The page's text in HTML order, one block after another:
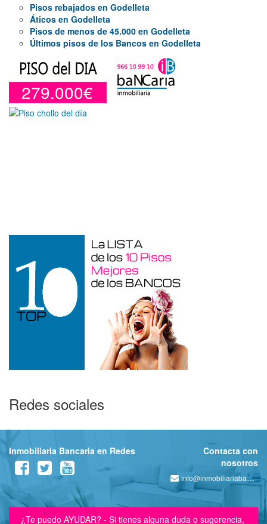
Pisos rebajados en Godelleta
Áticos en Godelleta
Pisos de menos de 45.000 en Godelleta
Últimos pisos de los Bancos en Godelleta
279.000€
Redes sociales
Inmobiliaria Bancaria en Redes
Contacta con
nosotros
info@inmobiliariabancaria.com
¿Te puedo AYUDAR? - Si tienes alguna duda o sugerencia,